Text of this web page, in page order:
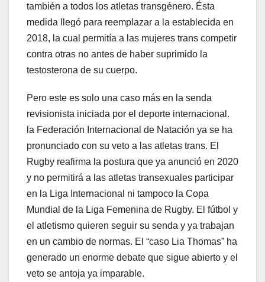
también a todos los atletas transgénero. Ésta
medida llegó para reemplazar a la establecida en
2018, la cual permitía a las mujeres trans competir
contra otras no antes de haber suprimido la
testosterona de su cuerpo.
Pero este es solo una caso más en la senda
revisionista iniciada por el deporte internacional.
la Federación Internacional de Natación ya se ha
pronunciado con su veto a las atletas trans. El
Rugby reafirma la postura que ya anunció en 2020
y no permitirá a las atletas transexuales participar
en la Liga Internacional ni tampoco la Copa
Mundial de la Liga Femenina de Rugby. El fútbol y
el atletismo quieren seguir su senda y ya trabajan
en un cambio de normas. El “caso Lia Thomas” ha
generado un enorme debate que sigue abierto y el
veto se antoja ya imparable.